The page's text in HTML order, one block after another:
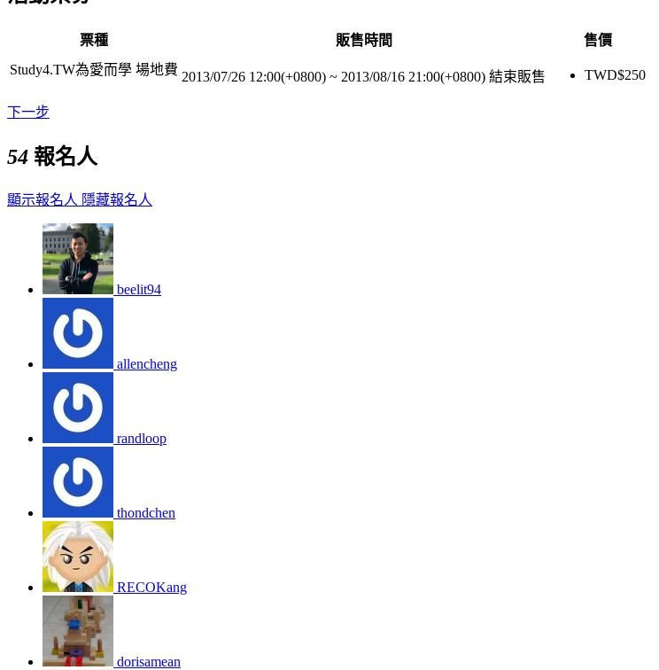
票種 販售時間
售價
Study4.TW為愛而學 場地費 2013/07/26 12:00(+0800) ~ 2013/08/16 21:00(+0800) 結束販售 TWD$250
下一步
54 報名人
顯示報名人 隱藏報名人
beelit94
allencheng
randloop
thondchen
RECOKang
dorisamean